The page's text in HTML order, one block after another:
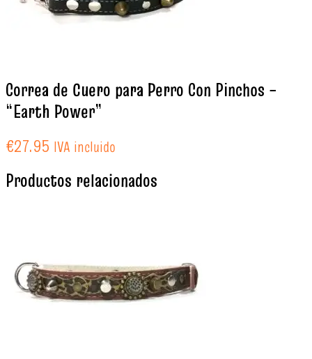
Correa de Cuero para Perro Con Pinchos –
“Earth Power”
€27.95 IVA incluido
Productos relacionados